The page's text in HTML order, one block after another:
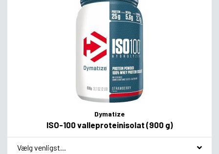
Dymatize
ISO-100 valleproteinisolat (900 g)
* Smagsvariant